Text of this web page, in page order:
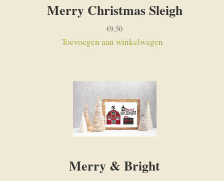
Merry Christmas Sleigh
€9,50
Toevoegen aan winkelwagen
Merry & Bright